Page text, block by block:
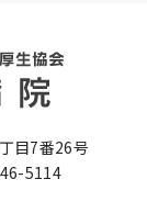
目7番26号
5114